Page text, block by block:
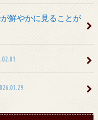
鮮やかに見ることが